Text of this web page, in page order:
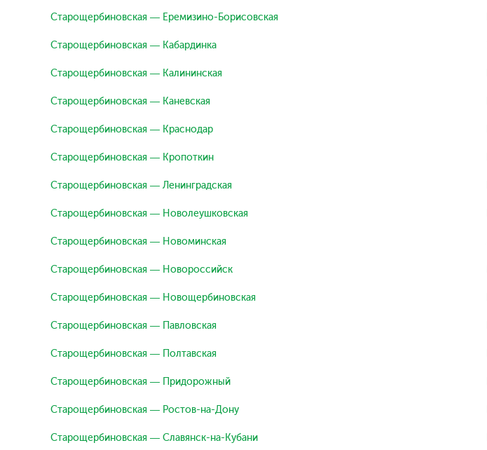
Старощербиновская — Еремизино-Борисовская
Старощербиновская — Кабардинка
Старощербиновская — Калининская
Старощербиновская — Каневская
Старощербиновская — Краснодар
Старощербиновская — Кропоткин
Старощербиновская — Ленинградская
Старощербиновская — Новолеушковская
Старощербиновская — Новоминская
Старощербиновская — Новороссийск
Старощербиновская — Новощербиновская
Старощербиновская — Павловская
Старощербиновская — Полтавская
Старощербиновская — Придорожный
Старощербиновская — Ростов-на-Дону
Старощербиновская — Славянск-на-Кубани